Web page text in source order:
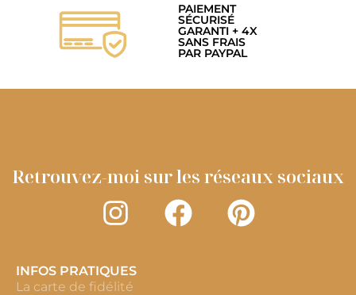
PAIEMENT
SÉCURISÉ
GARANTI + 4X
SANS FRAIS
PAR PAYPAL
Retrouvez-moi sur les réseaux sociaux
INFOS PRATIQUES
La carte de fidélité